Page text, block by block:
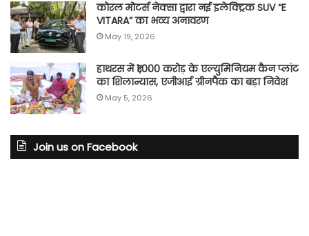
कोरल मोटर्स नेक्सा द्वारा नई इलेक्ट्रिक SUV “E
VITARA” का भव्य अनावरण
May 19, 2026
हाथरस में ₹1,000 करोड़ के एल्युमिनियम कैन प्लांट
का शिलान्यास, एजीआई ग्रीनपैक का बड़ा निवेश
May 5, 2026
Join us on Facebook